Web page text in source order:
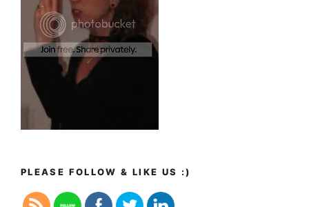
PLEASE FOLLOW & LIKE US :)